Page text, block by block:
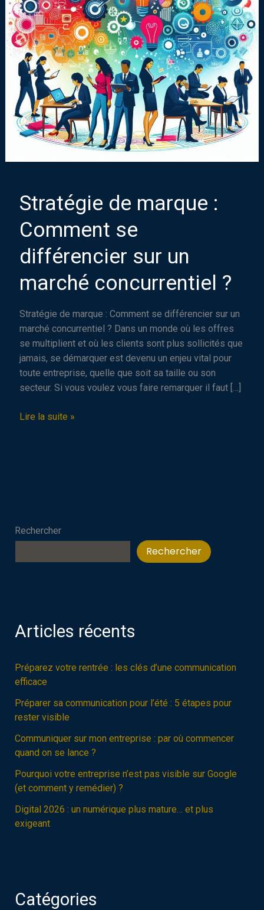
Rechercher
Rechercher
Articles récents
Préparez votre rentrée : les clés d’une communication
efficace
Préparer sa communication pour l’été : 5 étapes pour
rester visible
Communiquer sur mon entreprise : par où commencer
quand on se lance ?
Pourquoi votre entreprise n’est pas visible sur Google
(et comment y remédier) ?
Digital 2026 : un numérique plus mature… et plus
exigeant
Catégories
Stratégie de marque :
Comment se
différencier sur un
marché concurrentiel ?
Stratégie de marque : Comment se différencier sur un
marché concurrentiel ? Dans un monde où les offres
se multiplient et où les clients sont plus sollicités que
jamais, se démarquer est devenu un enjeu vital pour
toute entreprise, quelle que soit sa taille ou son
secteur. Si vous voulez vous faire remarquer il faut […]
Stratégie
un
concurrentiel
Lire la suite »